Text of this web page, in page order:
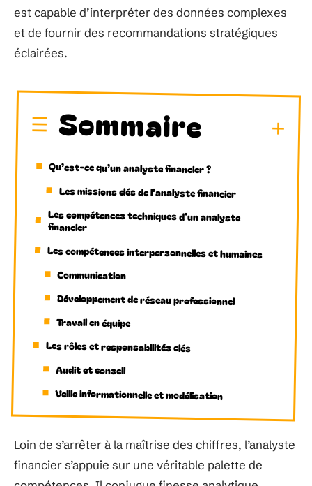
est capable d’interpréter des données complexes
et de fournir des recommandations stratégiques
éclairées.
Sommaire
Qu’est-ce qu’un analyste financier ?
Les missions clés de l’analyste financier
Les compétences techniques d’un analyste
financier
Les compétences interpersonnelles et humaines
Communication
Développement de réseau professionnel
Travail en équipe
Les rôles et responsabilités clés
Audit et conseil
Veille informationnelle et modélisation
Loin de s’arrêter à la maîtrise des chiffres, l’analyste
financier s’appuie sur une véritable palette de